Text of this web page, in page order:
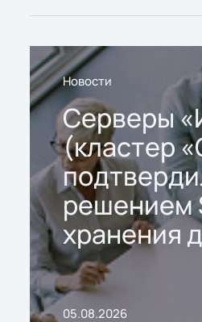
Новости
Серверы
(кластер
решением
хранения
05.08.2026